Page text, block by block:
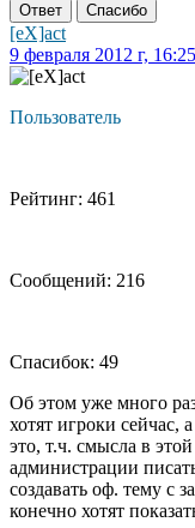
Ответ Спасибо
[eX]act
9 февраля 2012 г, 16:25
Пользователь
Рейтинг: 461
Сообщений: 216
Спасибок: 49
Об этом уже много
хотят игроки сейчас,
это, т.ч. смысла в
администрации
создавать оф. тему с
конечно хотят